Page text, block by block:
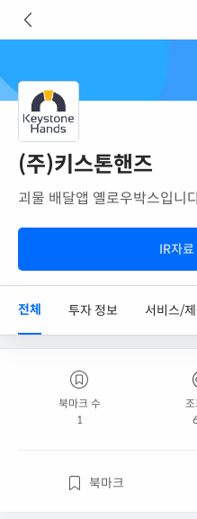
(주)키스톤핸즈
괴물 배달앱 옐로우박스입니
IR자
전체 투자 정보 서비스/
북마크 수
1
북마크